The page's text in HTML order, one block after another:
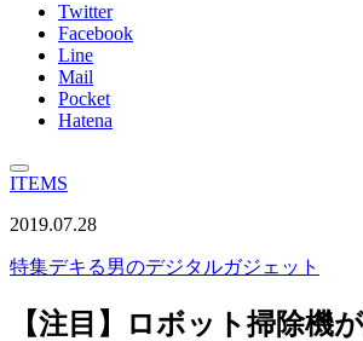
Twitter
Facebook
Line
Mail
Pocket
Hatena
ITEMS
2019.07.28
特集デキる男のデジタルガジェット
【注目】ロボット掃除機